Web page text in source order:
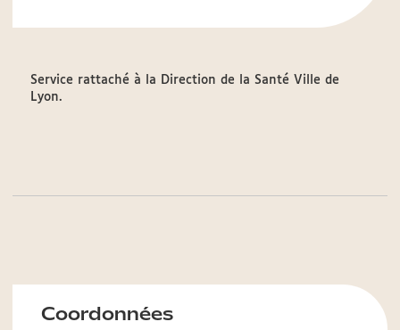
Service rattaché à la Direction de la Santé Ville de
Lyon.
Coordonnées